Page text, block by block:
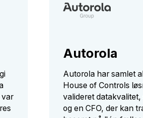
var
Autorola
Autorola har samlet
House of Controls
valideret datakvalitet,
og en CFO, der kan